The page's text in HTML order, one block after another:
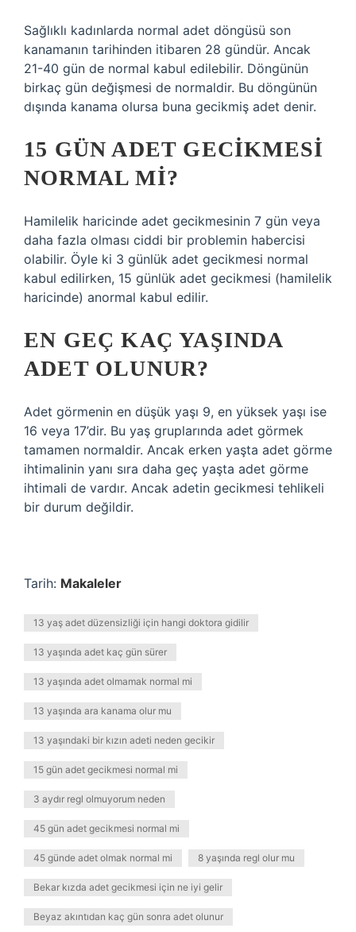
Sağlıklı kadınlarda normal adet döngüsü son
kanamanın tarihinden itibaren 28 gündür. Ancak
21-40 gün de normal kabul edilebilir. Döngünün
birkaç gün değişmesi de normaldir. Bu döngünün
dışında kanama olursa buna gecikmiş adet denir.
15 GÜN ADET GECIKMESI
NORMAL MI?
Hamilelik haricinde adet gecikmesinin 7 gün veya
daha fazla olması ciddi bir problemin habercisi
olabilir. Öyle ki 3 günlük adet gecikmesi normal
kabul edilirken, 15 günlük adet gecikmesi (hamilelik
haricinde) anormal kabul edilir.
EN GEÇ KAÇ YAŞINDA
ADET OLUNUR?
Adet görmenin en düşük yaşı 9, en yüksek yaşı ise
16 veya 17’dir. Bu yaş gruplarında adet görmek
tamamen normaldir. Ancak erken yaşta adet görme
ihtimalinin yanı sıra daha geç yaşta adet görme
ihtimali de vardır. Ancak adetin gecikmesi tehlikeli
bir durum değildir.
Tarih: Makaleler
13 yaş adet düzensizliği için hangi doktora gidilir
13 yaşında adet kaç gün sürer
13 yaşında adet olmamak normal mi
13 yaşında ara kanama olur mu
13 yaşındaki bir kızın adeti neden gecikir
15 gün adet gecikmesi normal mi
3 aydır regl olmuyorum neden
45 gün adet gecikmesi normal mi
45 günde adet olmak normal mi 8 yaşında regl olur mu
Bekar kızda adet gecikmesi için ne iyi gelir
Beyaz akıntıdan kaç gün sonra adet olunur